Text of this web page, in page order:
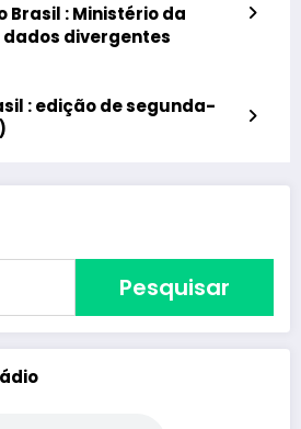
Brasil : Ministério da
divergentes
: edição de segunda-
Pesquisar